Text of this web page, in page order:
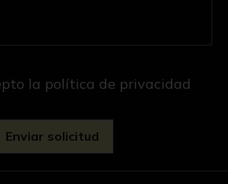
la política de privacidad